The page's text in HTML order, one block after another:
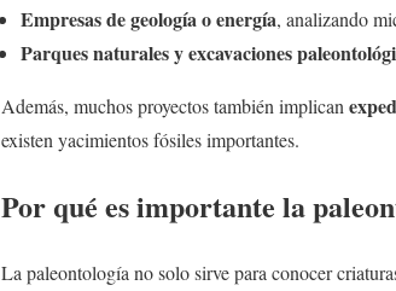
Empresas de geología o energía, analizando
Parques naturales y excavaciones
Además, muchos proyectos también implican
existen yacimientos fósiles importantes.
Por qué es importante la
La paleontología no solo sirve para conocer